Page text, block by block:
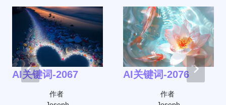
AI关键词-2067
作者
AI关键词-2076
作者